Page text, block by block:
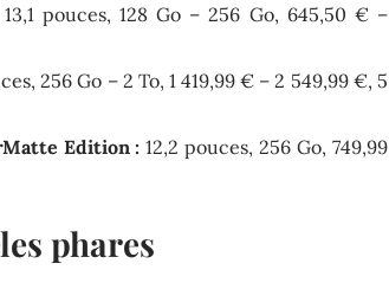
13,1 pouces, 128 Go – 256 Go, 645,50 € –
256 Go – 2 To, 1 419,99 € – 2 549,99 €, 5
Edition : 12,2 pouces, 256 Go, 749,99
phares